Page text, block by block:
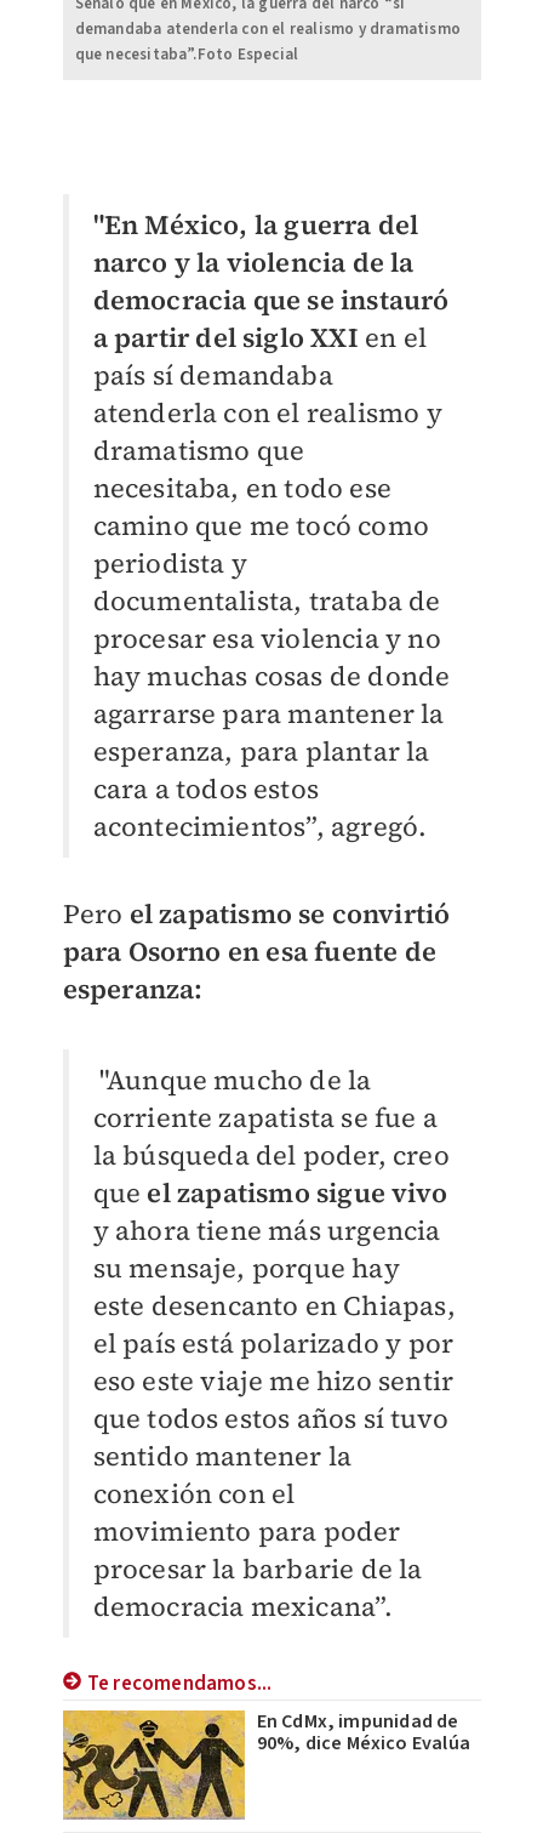
demandaba atenderla con el realismo y dramatismo
que necesitaba”.Foto Especial
"En México, la guerra del
narco y la violencia de la
democracia que se instauró
a partir del siglo XXI en el
país sí demandaba
atenderla con el realismo y
dramatismo que
necesitaba, en todo ese
camino que me tocó como
periodista y
documentalista, trataba de
procesar esa violencia y no
hay muchas cosas de donde
agarrarse para mantener la
esperanza, para plantar la
cara a todos estos
acontecimientos”, agregó.
Pero el zapatismo se convirtió
para Osorno en esa fuente de
esperanza:
"Aunque mucho de la
corriente zapatista se fue a
la búsqueda del poder, creo
que el zapatismo sigue vivo
y ahora tiene más urgencia
su mensaje, porque hay
este desencanto en Chiapas,
el país está polarizado y por
eso este viaje me hizo sentir
que todos estos años sí tuvo
sentido mantener la
conexión con el
movimiento para poder
procesar la barbarie de la
democracia mexicana”.
Te recomendamos...
En CdMx, impunidad de
90%, dice México Evalúa